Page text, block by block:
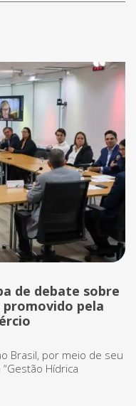
de debate sobre
pela
Brasil, por meio de seu
Hídrica